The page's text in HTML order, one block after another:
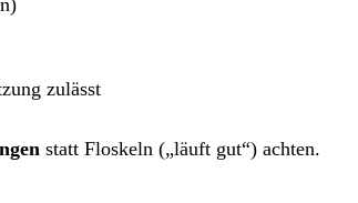
zulässt
statt Floskeln („läuft gut“) achten.